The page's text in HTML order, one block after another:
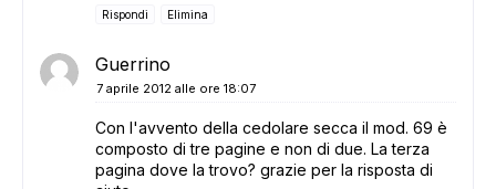
Rispondi Elimina
Guerrino
7 aprile 2012 alle ore 18:07
Con l'avvento della cedolare secca il mod. 69 è
composto di tre pagine e non di due. La terza
pagina dove la trovo? grazie per la risposta di